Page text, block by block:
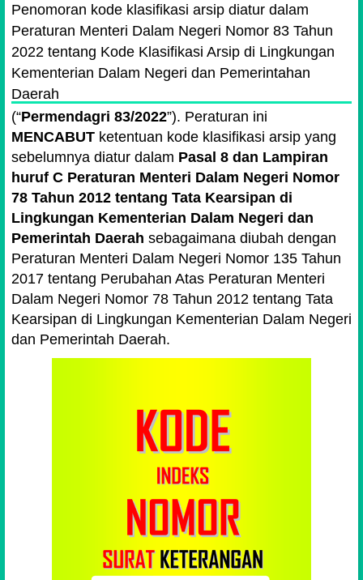
Penomoran kode klasifikasi arsip diatur dalam
Peraturan Menteri Dalam Negeri Nomor 83 Tahun
2022 tentang Kode Klasifikasi Arsip di Lingkungan
Kementerian Dalam Negeri dan Pemerintahan
Daerah
( Permendagri 83/2022 ). Peraturan ini
MENCABUT ketentuan kode klasifikasi arsip yang
sebelumnya diatur dalam Pasal 8 dan Lampiran
huruf C Peraturan Menteri Dalam Negeri Nomor
78 Tahun 2012 tentang Tata Kearsipan di
Lingkungan Kementerian Dalam Negeri dan
Pemerintah Daerah sebagaimana diubah dengan
Peraturan Menteri Dalam Negeri Nomor 135 Tahun
2017 tentang Perubahan Atas Peraturan Menteri
Dalam Negeri Nomor 78 Tahun 2012 tentang Tata
Kearsipan di Lingkungan Kementerian Dalam Negeri
dan Pemerintah Daerah.